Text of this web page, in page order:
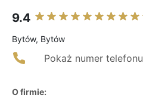
9.4
Bytów, Bytów
Pokaż numer telefonu
O firmie: